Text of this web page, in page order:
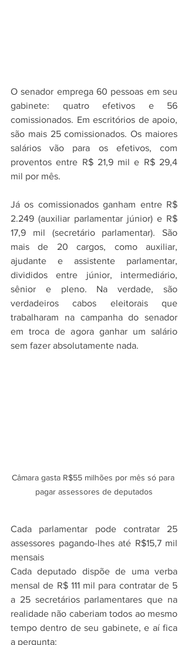
O senador emprega 60 pessoas em seu
gabinete: quatro efetivos e 56
comissionados. Em escritórios de apoio,
são mais 25 comissionados. Os maiores
salários vão para os efetivos, com
proventos entre R$ 21,9 mil e R$ 29,4
mil por mês.
Já os comissionados ganham entre R$
2.249 (auxiliar parlamentar júnior) e R$
17,9 mil (secretário parlamentar). São
mais de 20 cargos, como auxiliar,
ajudante e assistente parlamentar,
divididos entre júnior, intermediário,
sênior e pleno. Na verdade, são
verdadeiros cabos eleitorais que
trabalharam na campanha do senador
em troca de agora ganhar um salário
sem fazer absolutamente nada.
Câmara gasta R$55 milhões por mês só para
pagar assessores de deputados
Cada parlamentar pode contratar 25
assessores pagando-lhes até R$15,7 mil
mensais
Cada deputado dispõe de uma verba
mensal de R$ 111 mil para contratar de 5
a 25 secretários parlamentares que na
realidade não caberiam todos ao mesmo
tempo dentro de seu gabinete, e aí fica
a pergunta: